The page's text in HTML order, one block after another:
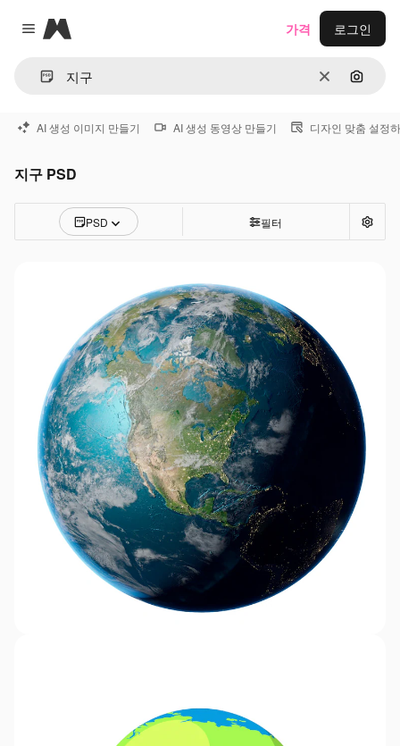
Close menu
Magnific
지우기이미지
가격 로그인
AI 생성 이미지 만들기 AI 생성 동영상 만들기 디자인 맞춤 설정
지구 PSD
PSD 필터